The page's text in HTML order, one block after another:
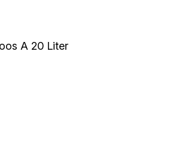
A 20 Liter